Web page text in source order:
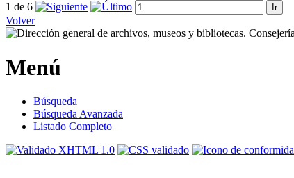
1 de 6
Volver
Menú
Búsqueda
Búsqueda Avanzada
Listado Completo